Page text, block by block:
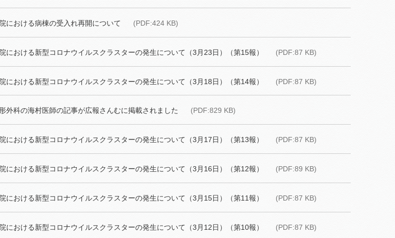
における病棟の受入れ再開について (PDF:424 KB)
における新型コロナウイルスクラスターの発生について（3月23日）（第15報） (PDF:87 KB)
における新型コロナウイルスクラスターの発生について（3月18日）（第14報） (PDF:87 KB)
外科の海村医師の記事が広報さんむに掲載されました (PDF:829 KB)
における新型コロナウイルスクラスターの発生について（3月17日）（第13報） (PDF:87 KB)
における新型コロナウイルスクラスターの発生について（3月16日）（第12報） (PDF:89 KB)
における新型コロナウイルスクラスターの発生について（3月15日）（第11報） (PDF:87 KB)
における新型コロナウイルスクラスターの発生について（3月12日）（第10報） (PDF:87 KB)